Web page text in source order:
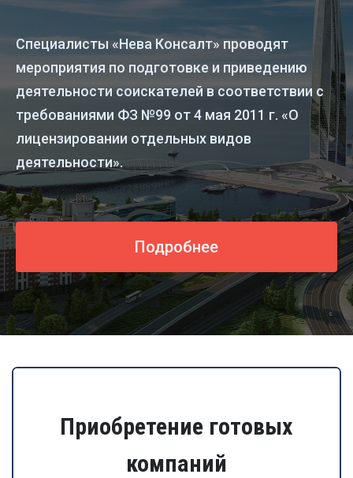
Специалисты «Нева Консалт» проводят
мероприятия по подготовке и приведению
деятельности соискателей в соответствии с
требованиями ФЗ №99 от 4 мая 2011 г. «О
лицензировании отдельных видов
деятельности».
Подробнее
Приобретение готовых
компаний